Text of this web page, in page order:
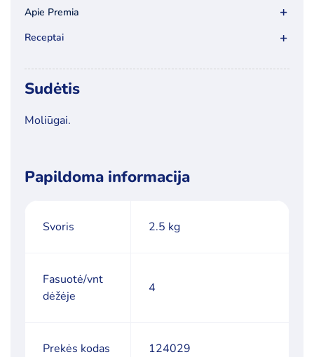
Apie Premia
Receptai
Sudėtis
Moliūgai.
Papildoma informacija
Svoris 2.5 kg
Fasuotė/vnt
dėžėje
4
Prekės kodas 124029